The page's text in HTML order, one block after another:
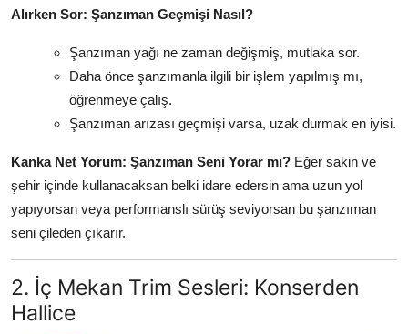
Alırken Sor: Şanzıman Geçmişi Nasıl?
Şanzıman yağı ne zaman değişmiş, mutlaka sor.
Daha önce şanzımanla ilgili bir işlem yapılmış mı,
öğrenmeye çalış.
Şanzıman arızası geçmişi varsa, uzak durmak en iyisi.
Kanka Net Yorum: Şanzıman Seni Yorar mı? Eğer sakin ve
şehir içinde kullanacaksan belki idare edersin ama uzun yol
yapıyorsan veya performanslı sürüş seviyorsan bu şanzıman
seni çileden çıkarır.
2. İç Mekan Trim Sesleri: Konserden
Hallice